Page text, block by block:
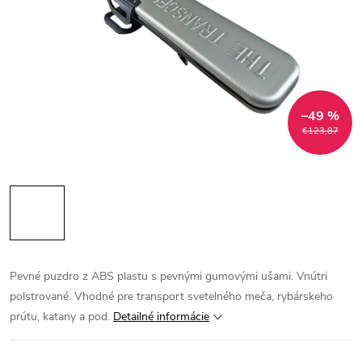
€123,87
–49 %
Pevné puzdro z ABS plastu s pevnými gumovými ušami. Vnútri
polstrované. Vhodné pre transport svetelného meča, rybárskeho
prútu, katany a pod. Detailné informácie